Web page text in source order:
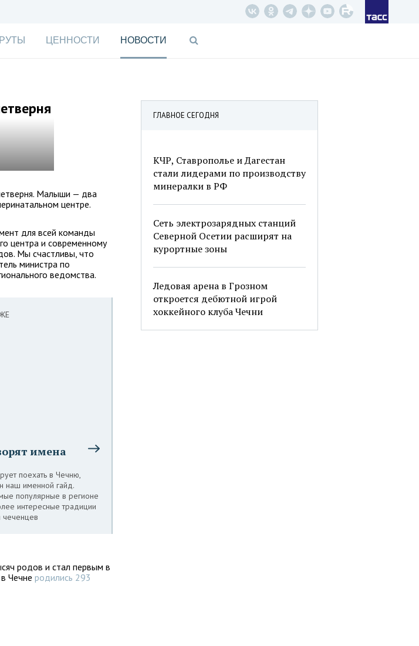
ЦЕННОСТИ НОВОСТИ
ГЛАВНОЕ СЕГОДНЯ
КЧР, Ставрополье и Дагестан
стали лидерами по производству
минералки в РФ
Сеть электрозарядных станций
Северной Осетии расширят на
курортные зоны
Ледовая арена в Грозном
откроется дебютной игрой
хоккейного клуба Чечни
Малыши — два
центре.
для всей команды
центра и современному
Мы счастливы, что
министра по
ведомства.
имена
поехать в Чечню,
наш именной гайд.
популярные в регионе
интересные традиции
чеченцев
родов и стал первым в
Чечне родились 293